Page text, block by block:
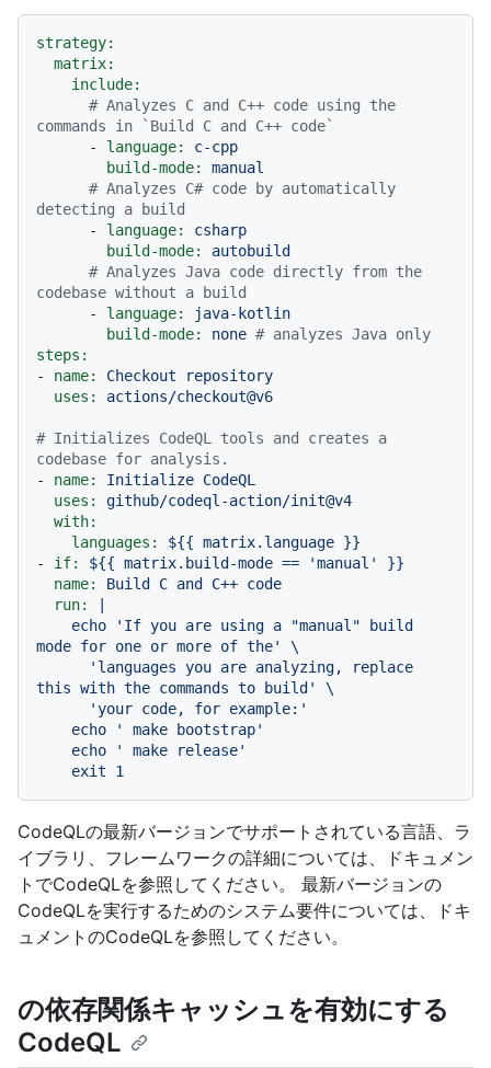
strategy:
matrix:
include:
# Analyzes C and C++ code using the
commands in `Build C and C++ code`
-
language:
c-cpp
build-mode:
manual
# Analyzes C# code by automatically
detecting a build
-
language:
csharp
build-mode:
autobuild
# Analyzes Java code directly from the
codebase without a build
-
language:
java-kotlin
build-mode:
none # analyzes Java only
steps:
-
name: Checkout
repository
uses:
actions/checkout@v6
# Initializes CodeQL tools and creates a
codebase for analysis.
-
name: Initialize CodeQL
uses:
github/codeql-action/init@v4
with:
languages:
${{ matrix.language }}
-
if: ${{ matrix.build-mode == 'manual'
}}
name:
Build C and C++ code
run:
|
mode for one or more of the' \
this with the commands to build' \
CodeQLの最新バージョンでサポートされている言語、ラ
イブラリ、フレームワークの詳細については、
ドキュメン
トでCodeQLを参照してください。 最新バージョンの
CodeQLを実行するためのシステム要件については、
ドキ
ュメントのCodeQLを参照してください。
の依存関係キャッシュを有効にする
CodeQL